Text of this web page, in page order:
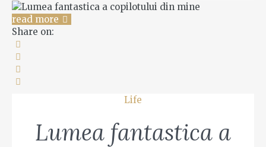
read more
Share on:
Life
Lumea fantastica a